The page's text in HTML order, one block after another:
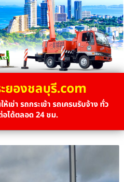
ะยองชลบุรี.com
ห้เช่า รถกระเช้า รถเครนรับจ้าง ทั่ว
อได้ตลอด 24 ชม.